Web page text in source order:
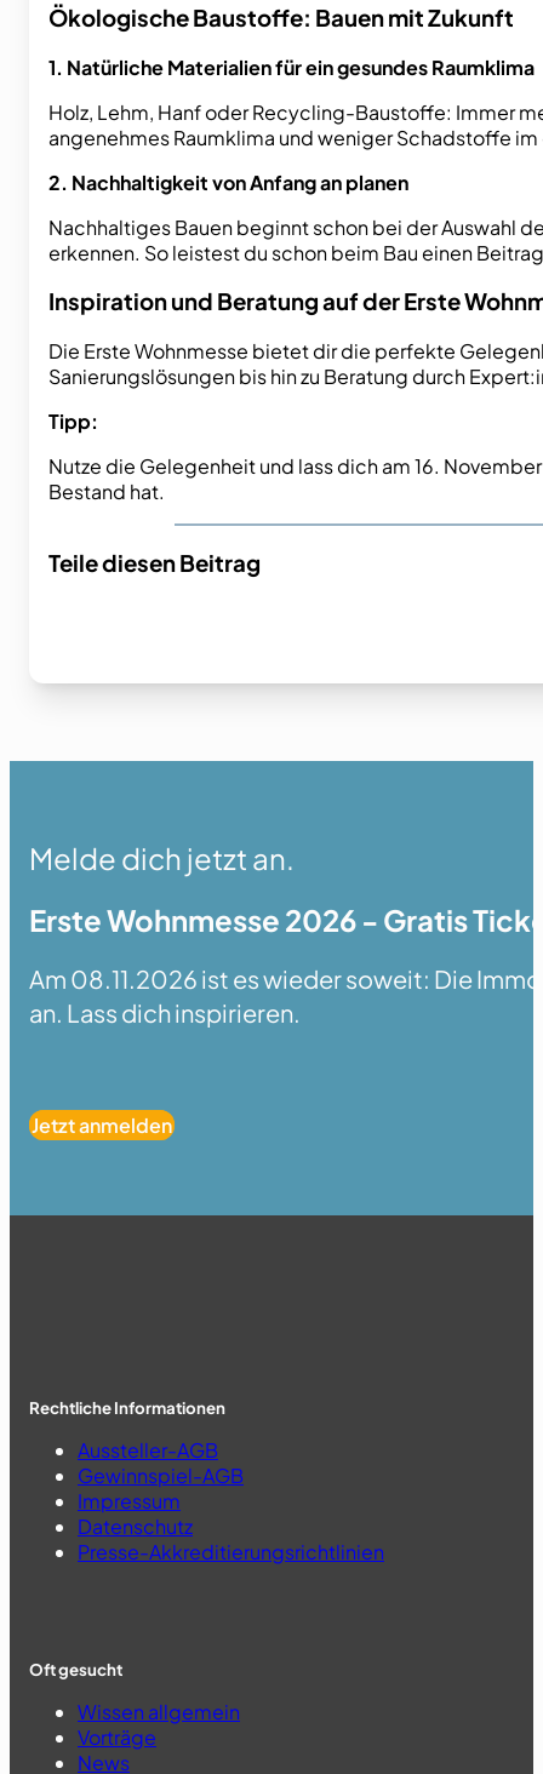
Ökologische Baustoffe: Bauen mit Zukunft
1. Natürliche Materialien für ein gesundes Raumklima
Holz, Lehm, Hanf oder Recycling-Baustoffe: Immer
angenehmes Raumklima und weniger Schadstoffe im
2. Nachhaltigkeit von Anfang an planen
Nachhaltiges Bauen beginnt schon bei der Auswahl
erkennen. So leistest du schon beim Bau einen
Inspiration und Beratung auf der Erste
Die Erste Wohnmesse bietet dir die perfekte
Sanierungslösungen bis hin zu Beratung durch
Tipp:
Nutze die Gelegenheit und lass dich am 16.
Bestand hat.
Teile diesen Beitrag
Melde dich jetzt an.
Erste Wohnmesse 2026 - Gratis
Am 08.11.2026 ist es wieder soweit: Die
an. Lass dich inspirieren.
Jetzt anmelden
Rechtliche Informationen
Aussteller-AGB
Gewinnspiel-AGB
Impressum
Datenschutz
Presse-Akkreditierungsrichtlinien
Oft gesucht
Wissen allgemein
Vorträge
News